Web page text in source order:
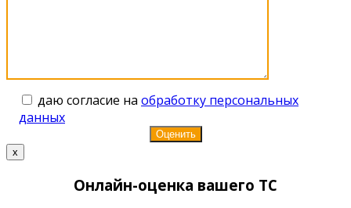
даю согласие на обработку персональных
данных
x
Онлайн-оценка вашего ТС